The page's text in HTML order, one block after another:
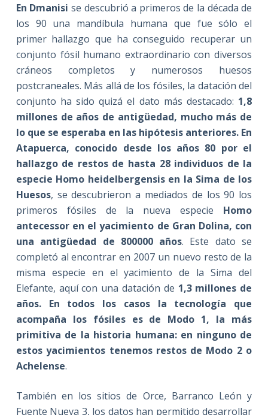
En Dmanisise descubrió a primeros de la década de
los 90 una mandíbula humana que fue sólo el
primer hallazgo que ha conseguido recuperar un
conjunto fósil humano extraordinario con diversos
cráneos completos y numerosos huesos
postcraneales. Más allá de los fósiles, la datación del
conjunto ha sido quizá el dato más destacado: 1,8
millones de años de antigüedad, mucho más de
lo que se esperaba en las hipótesis anteriores. En
Atapuerca, conocido desde los años 80 por el
hallazgo de restos de hasta 28 individuos de la
especie Homo heidelbergensis en la Sima de los
Huesos, se descubrieron a mediados de los 90 los
primeros fósiles de la nueva especie Homo
antecessor en el yacimiento de Gran Dolina, con
una antigüedad de 800000 años. Este dato se
completó al encontrar en 2007 un nuevo resto de la
misma especie en el yacimiento de la Sima del
Elefante, aquí con una datación de 1,3 millones de
años. En todos los casos la tecnología que
acompaña los fósiles es de Modo 1, la más
primitiva de la historia humana: en ninguno de
estos yacimientos tenemos restos de Modo 2 o
Achelense.
También en los sitios de Orce, Barranco León y
Fuente Nueva 3, los datos han permitido desarrollar